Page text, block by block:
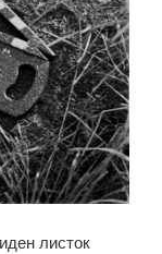
листок